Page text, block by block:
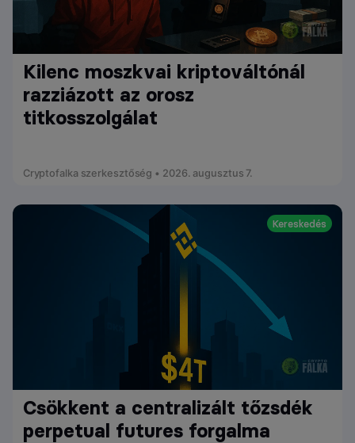
Kilenc moszkvai kriptováltónál
razziázott az orosz
titkosszolgálat
Cryptofalka szerkesztőség • 2026. augusztus 7.
Kereskedés
Csökkent a centralizált tőzsdék
perpetual futures forgalma